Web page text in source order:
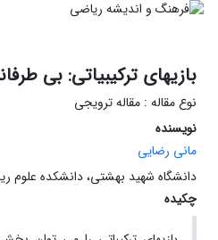
بازیهای ترکیبیاتی: بی
نوع مقاله : مقاله ترویجی
نویسنده
مانی رضایی
دانشگاه شهید بهشتی، دانشکده علوم
چکیده